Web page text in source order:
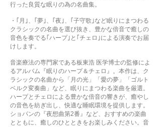
行った良質な眠りの為の名曲集。
・｢月｣、｢夢｣、｢夜｣、｢子守歌｣など眠りにまつわる
クラシックの名曲を選び抜き、豊かな倍音で癒しの
音色を奏でる｢ハープ｣と｢チェロ｣による演奏でお届
けします。
音楽療法の専門家である板東浩 医学博士の監修によ
るアルバム『眠りのハープ＆チェロ』。本作は、ク
ラシックの名曲から「月の光」「愛の夢」「ゴルト
ベルク変奏曲」など、眠りにまつわる楽曲を厳選。
ハープとチェロによる豊かな倍音の響きが、癒やし
の音色を紡ぎ出し、快適な睡眠環境を提供します。
ショパンの『夜想曲第2番』など、おすすめの楽曲
とともに、癒しのひとときをお楽しみください。音